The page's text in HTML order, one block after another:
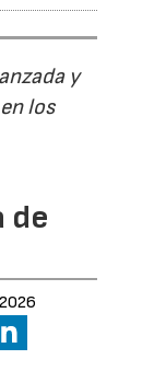
y
los
de